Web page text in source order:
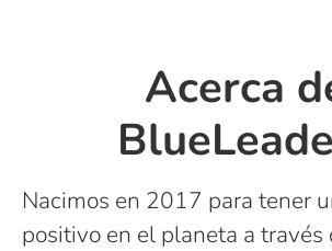
Acerca
Nacimos en 2017 para tener
positivo en el planeta a través